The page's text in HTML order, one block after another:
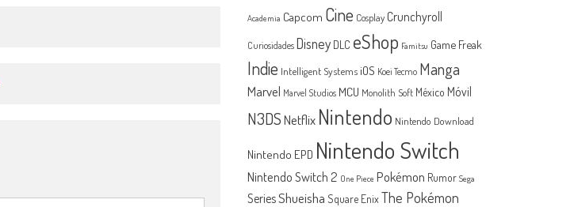
Academia Capcom Cine Cosplay Crunchyroll
Curiosidades Disney DLC eShop Famitsu Game Freak
Indie Intelligent Systems iOS Koei Tecmo Manga
Marvel Marvel Studios MCU Monolith Soft México Móvil
N3DSNetflix Nintendo Nintendo Download
Nintendo EPD Nintendo Switch
Nintendo Switch 2 One Piece Pokémon Rumor Sega
SeriesShueisha Square EnixThe Pokémon